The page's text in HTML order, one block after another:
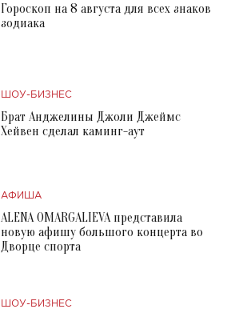
Гороскоп на 8 августа для всех знаков
зодиака
ШОУ-БИЗНЕС
Брат Анджелины Джоли Джеймс
Хейвен сделал каминг-аут
АФИША
ALENA OMARGALIEVA представила
новую афишу большого концерта во
Дворце спорта
ШОУ-БИЗНЕС